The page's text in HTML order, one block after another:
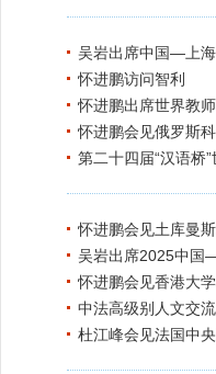
吴岩出席中国—上
怀进鹏访问智利
怀进鹏出席世界教
怀进鹏会见俄罗斯
第二十四届“汉语桥
怀进鹏会见土库曼
吴岩出席2025中国
怀进鹏会见香港大
中法高级别人文交
杜江峰会见法国中